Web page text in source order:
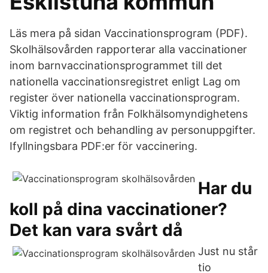
Läs mera på sidan Vaccinationsprogram (PDF).
Skolhälsovården rapporterar alla vaccinationer
inom barnvaccinationsprogrammet till det
nationella vaccinationsregistret enligt Lag om
register över nationella vaccinationsprogram.
Viktig information från Folkhälsomyndighetens
om registret och behandling av personuppgifter.
Ifyllningsbara PDF:er för vaccinering.
Har du
koll på dina vaccinationer?
Det kan vara svårt då
Just nu står
tio